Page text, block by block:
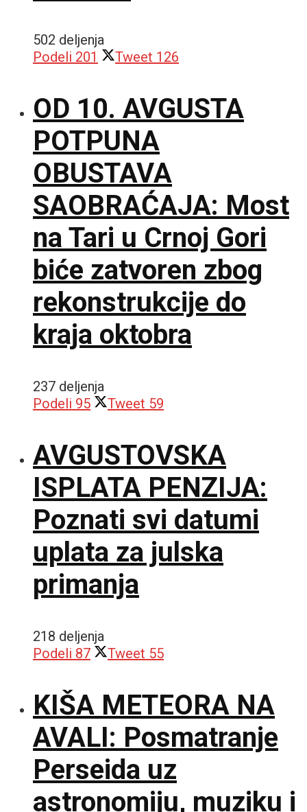
502 deljenja
Podeli 201 Tweet 126
OD 10. AVGUSTA
POTPUNA
OBUSTAVA
SAOBRAĆAJA: Most
na Tari u Crnoj Gori
biće zatvoren zbog
rekonstrukcije do
kraja oktobra
237 deljenja
Podeli 95 Tweet 59
AVGUSTOVSKA
ISPLATA PENZIJA:
Poznati svi datumi
uplata za julska
primanja
218 deljenja
Podeli 87 Tweet 55
KIŠA METEORA NA
AVALI: Posmatranje
Perseida uz
astronomiju, muziku i